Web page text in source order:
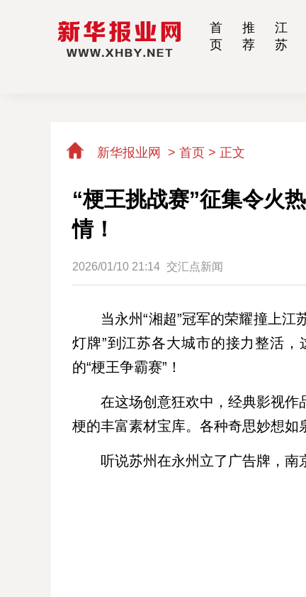
首
页
推
荐
江
苏
新华报业网 > 首页 > 正文
“梗王挑战赛”征集令火
情！
2026/01/10 21:14 交汇点新闻
当永州“湘超”冠军的荣耀撞上江
灯牌”到江苏各大城市的接力整活
的“梗王争霸赛”！
在这场创意狂欢中，经典影视
梗的丰富素材宝库。各种奇思妙想如
听说苏州在永州立了广告牌，南